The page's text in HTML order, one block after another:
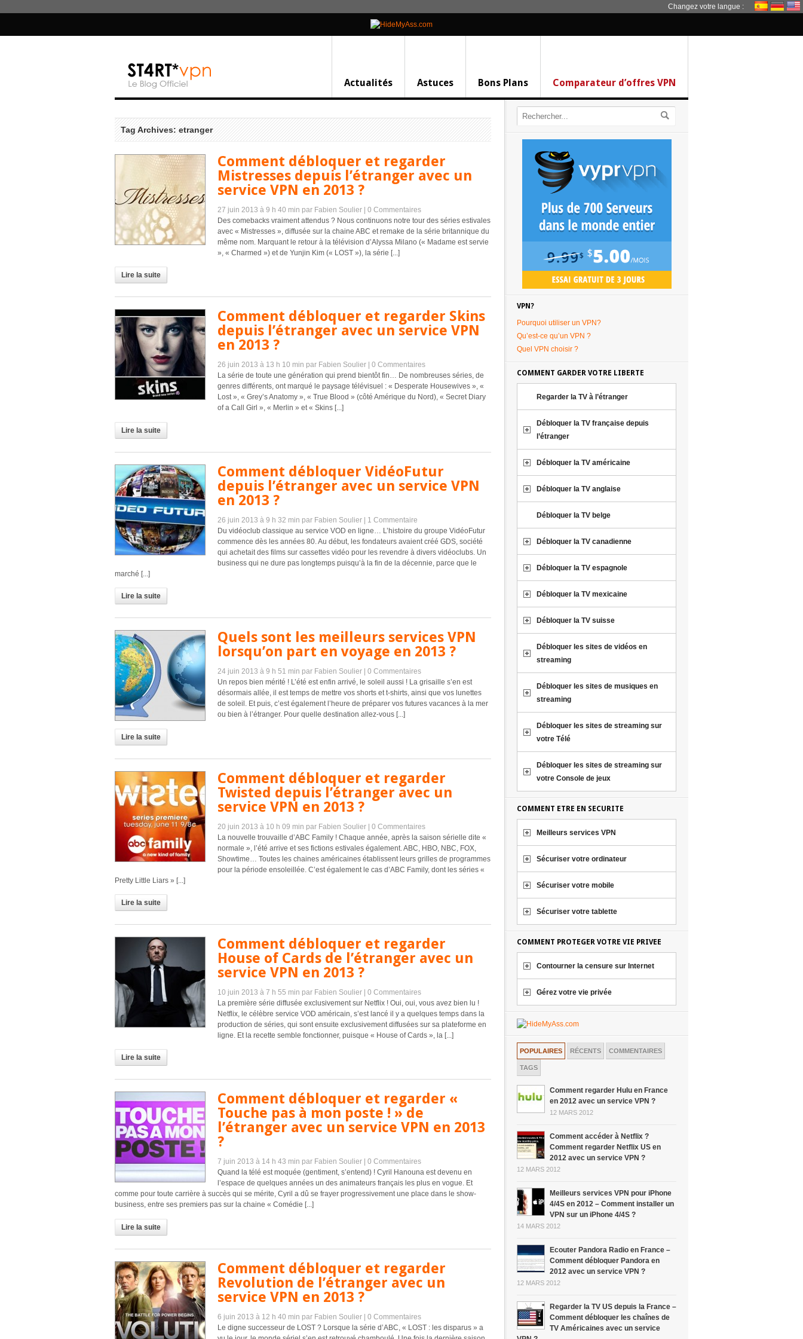
Changez votre langue :
Actualités Astuces Bons Plans Comparateur d’offres VPN
Tag Archives: etranger
Comment débloquer et regarder
Mistresses depuis l’étranger avec un
service VPN en 2013 ?
27 juin 2013 à 9 h 40 min par Fabien Soulier
0 Commentaires
Des comebacks vraiment attendus ? Nous continuons notre tour des séries estivales
avec « Mistresses », diffusée sur la chaine ABC et remake de la série britannique du
même nom. Marquant le retour à la télévision d’Alyssa Milano (« Madame est servie
», « Charmed ») et de Yunjin Kim (« LOST »), la série [...]
Lire la suite
Comment débloquer et regarder Skins
depuis l’étranger avec un service VPN
en 2013 ?
26 juin 2013 à 13 h 10 min par Fabien Soulier
0 Commentaires
La série de toute une génération qui prend bientôt fin… De nombreuses séries, de
genres différents, ont marqué le paysage télévisuel : « Desperate Housewives », «
Lost », « Grey’s Anatomy », « True Blood » (côté Amérique du Nord), « Secret Diary
of a Call Girl », « Merlin » et « Skins [...]
Lire la suite
Comment débloquer VidéoFutur
depuis l’étranger avec un service VPN
en 2013 ?
26 juin 2013 à 9 h 32 min par Fabien Soulier | 1 Commentaire
Du vidéoclub classique au service VOD en ligne… L’histoire du groupe VidéoFutur
commence dès les années 80. Au début, les fondateurs avaient créé GDS, société
qui achetait des films sur cassettes vidéo pour les revendre à divers vidéoclubs. Un
business qui ne dure pas longtemps puisqu’à la fin de la décennie, parce que le
marché [...]
Lire la suite
Quels sont les meilleurs services VPN
lorsqu’on part en voyage en 2013 ?
24 juin 2013 à 9 h 51 min par Fabien Soulier
0 Commentaires
Un repos bien mérité ! L’été est enfin arrivé, le soleil aussi ! La grisaille s’en est
désormais allée, il est temps de mettre vos shorts et t-shirts, ainsi que vos lunettes
de soleil. Et puis, c’est également l’heure de préparer vos futures vacances à la mer
ou bien à l’étranger. Pour quelle destination allez-vous [...]
Lire la suite
Comment débloquer et regarder
Twisted depuis l’étranger avec un
service VPN en 2013 ?
20 juin 2013 à 10 h 09 min par Fabien Soulier | 0 Commentaires
La nouvelle trouvaille d’ABC Family ! Chaque année, après la saison sérielle dite «
normale », l’été arrive et ses fictions estivales également. ABC, HBO, NBC, FOX,
Showtime… Toutes les chaines américaines établissent leurs grilles de programmes
pour la période ensoleillée. C’est également le cas d’ABC Family, dont les séries «
Pretty Little Liars » [...]
Lire la suite
Comment débloquer et regarder
House of Cards de l’étranger avec un
service VPN en 2013 ?
10 juin 2013 à 7 h 55 min par Fabien Soulier
0 Commentaires
La première série diffusée exclusivement sur Netflix ! Oui, oui, vous avez bien lu !
Netflix, le célèbre service VOD américain, s’est lancé il y a quelques temps dans la
production de séries, qui sont ensuite exclusivement diffusées sur sa plateforme en
ligne. Et la recette semble fonctionner, puisque « House of Cards », la [...]
Lire la suite
Comment débloquer et regarder «
Touche pas à mon poste ! » de
l’étranger avec un service VPN en 2013
?
7 juin 2013 à 14 h 43 min par Fabien Soulier
0 Commentaires
Quand la télé est moquée (gentiment, s’entend) ! Cyril Hanouna est devenu en
l’espace de quelques années un des animateurs français les plus en vogue. Et
comme pour toute carrière à succès qui se mérite, Cyril a dû se frayer progressivement une place dans le show-
business, entre ses premiers pas sur la chaine « Comédie [...]
Lire la suite
Comment débloquer et regarder
Revolution de l’étranger avec un
service VPN en 2013 ?
6 juin 2013 à 12 h 40 min par Fabien Soulier | 0 Commentaires
Le digne successeur de LOST ? Lorsque la série d’ABC, « LOST : les disparus » a
VPN?
Pourquoi utiliser un VPN?
Qu’est-ce qu’un VPN ?
Quel VPN choisir ?
COMMENT GARDER VOTRE LIBERTE
Regarder la TV à l’étranger
Débloquer la TV française depuis
l’étranger
Débloquer la TV américaine
Débloquer la TV anglaise
Débloquer la TV belge
Débloquer la TV canadienne
Débloquer la TV espagnole
Débloquer la TV mexicaine
Débloquer la TV suisse
Débloquer les sites de vidéos en
streaming
Débloquer les sites de musiques en
streaming
Débloquer les sites de streaming sur
votre Télé
Débloquer les sites de streaming sur
votre Console de jeux
COMMENT ETRE EN SECURITE
Meilleurs services VPN
Sécuriser votre ordinateur
Sécuriser votre mobile
Sécuriser votre tablette
COMMENT PROTEGER VOTRE VIE PRIVEE
Contourner la censure sur Internet
Gérez votre vie privée
POPULAIRES RÉCENTS COMMENTAIRES
TAGS
Comment regarder Hulu en France
en 2012 avec un service VPN ?
12 MARS 2012
Comment accéder à Netflix ?
Comment regarder Netflix US en
2012 avec un service VPN ?
12 MARS 2012
Meilleurs services VPN pour iPhone
4/4S en 2012 – Comment installer un
VPN sur un iPhone 4/4S ?
14 MARS 2012
Ecouter Pandora Radio en France –
Comment débloquer Pandora en
2012 avec un service VPN ?
12 MARS 2012
Regarder la TV US depuis la France –
Comment débloquer les chaînes de
TV Américaines avec un service